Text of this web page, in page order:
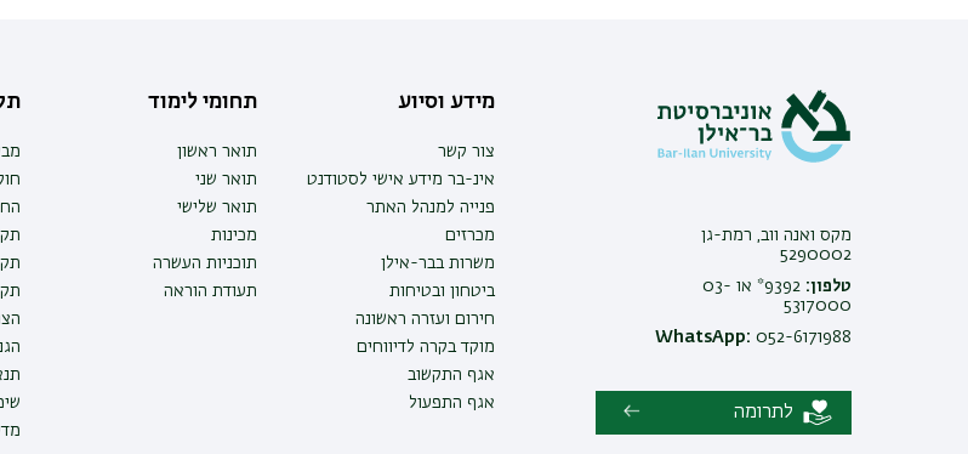
מקס ואנה ווב, רמת-גן
5290002
טלפון:
9392* או 03-
5317000
WhatsApp: 052-6171988
לתרומה
מידע וסיוע
צור קשר
אינ-בר מידע אישי לסטודנט
פנייה למנהל האתר
מכרזים
משרות בבר-אילן
ביטחון ובטיחות
חירום ועזרה ראשונה
מוקד בקרה לדיווחים
אגף התקשוב
אגף התפעול
תחומי לימוד
תואר ראשון
תואר שני
תואר שלישי
מכינות
תוכניות העשרה
תעודת הוראה